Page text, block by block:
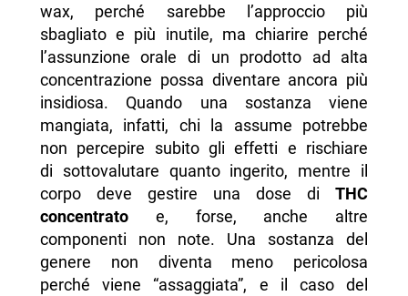
wax, perché sarebbe l’approccio più
sbagliato e più inutile, ma chiarire perché
l’assunzione orale di un prodotto ad alta
concentrazione possa diventare ancora più
insidiosa. Quando una sostanza viene
mangiata, infatti, chi la assume potrebbe
non percepire subito gli effetti e rischiare
di sottovalutare quanto ingerito, mentre il
corpo deve gestire una dose diTHC
concentratoe, forse, anche altre
componenti non note. Una sostanza del
genere non diventa meno pericolosa
perché viene “assaggiata”, e il caso del